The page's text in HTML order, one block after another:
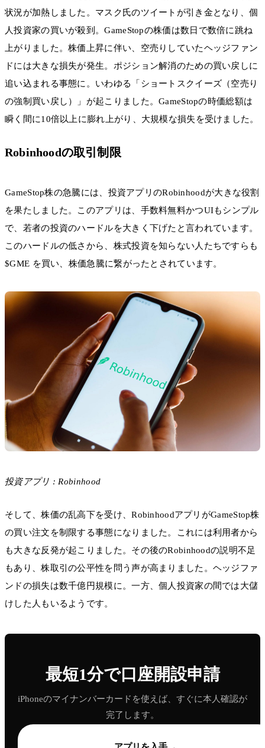
状況が加熱しました。マスク氏のツイートが引き金となり、個
人投資家の買いが殺到。GameStopの株価は数日で数倍に跳ね
上がりました。株価上昇に伴い、空売りしていたヘッジファン
ドには大きな損失が発生。ポジション解消のための買い戻しに
追い込まれる事態に。いわゆる「ショートスクイーズ（空売り
の強制買い戻し）」が起こりました。GameStopの時価総額は
瞬く間に10倍以上に膨れ上がり、大規模な損失を受けました。
Robinhoodの取引制限
GameStop株の急騰には、投資アプリのRobinhoodが大きな役割
を果たしました。このアプリは、手数料無料かつUIもシンプル
で、若者の投資のハードルを大きく下げたと言われています。
このハードルの低さから、株式投資を知らない人たちですらも
$GME を買い、株価急騰に繋がったとされています。
投資アプリ : Robinhood
そして、株価の乱高下を受け、RobinhoodアプリがGameStop株
の買い注文を制限する事態になりました。これには利用者から
も大きな反発が起こりました。その後のRobinhoodの説明不足
もあり、株取引の公平性を問う声が高まりました。ヘッジファ
ンドの損失は数千億円規模に。一方、個人投資家の間では大儲
けした人もいるようです。
最短1分で口座開設申請
iPhoneのマイナンバーカードを使えば、すぐに本人確認が
完了します。